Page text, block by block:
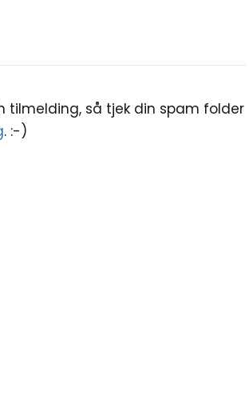
så tjek din spam folder
. :-)